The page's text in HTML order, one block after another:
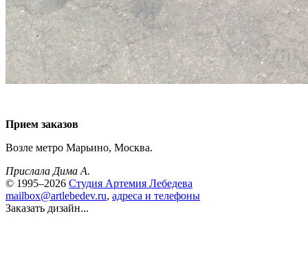
Прием заказов
Возле метро Марьино, Москва.
Прислала Дима А.
© 1995–2026 Студия Артемия Лебедева
mailbox@artlebedev.ru, адреса и телефоны
Заказать дизайн...